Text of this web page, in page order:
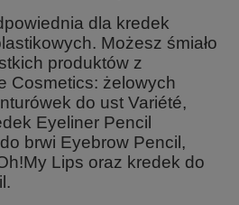
dla kredek
Możesz śmiało
produktów z
Cosmetics: żelowych
do ust Variété,
Eyeliner Pencil
brwi Eyebrow Pencil,
Lips oraz kredek do